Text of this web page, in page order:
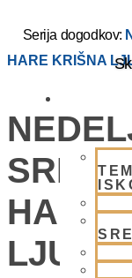
Serija dogodkov:
HARE KRIŠNA
HARE